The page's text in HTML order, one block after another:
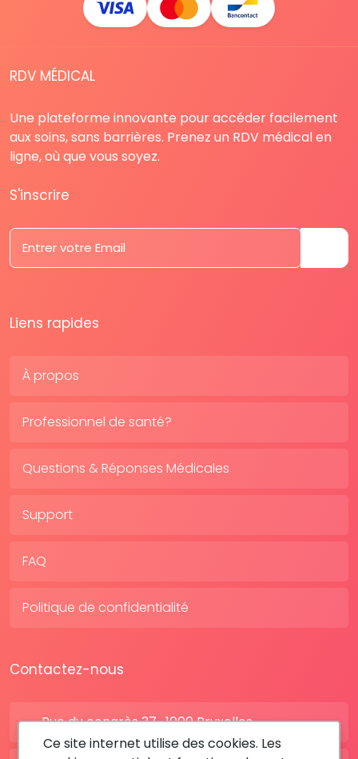
RDV MÉDICAL
Une plateforme innovante pour accéder facilement
aux soins, sans barrières. Prenez un RDV médical en
ligne, où que vous soyez.
S'inscrire
Liens rapides
À propos
Professionnel de santé?
Questions & Réponses Médicales
Support
FAQ
Politique de confidentialité
Contactez-nous
Rue du congrès 37 , 1000 Bruxelles
Ce site internet utilise des cookies. Les